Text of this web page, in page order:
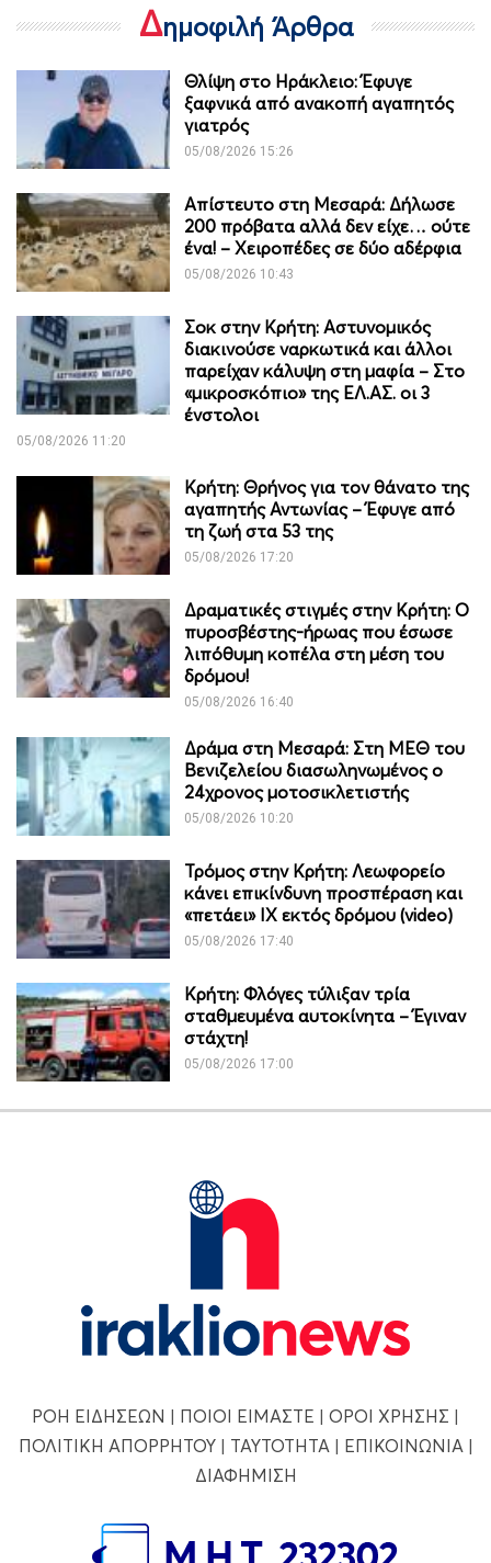
Δημοφιλή Άρθρα
Θλίψη στο Ηράκλειο: Έφυγε
ξαφνικά από ανακοπή αγαπητός
γιατρός
05/08/2026 15:26
Απίστευτο στη Μεσαρά: Δήλωσε
200 πρόβατα αλλά δεν είχε… ούτε
ένα! – Χειροπέδες σε δύο αδέρφια
05/08/2026 10:43
Σοκ στην Κρήτη: Αστυνομικός
διακινούσε ναρκωτικά και άλλοι
παρείχαν κάλυψη στη μαφία – Στο
«μικροσκόπιο» της ΕΛ.ΑΣ. οι 3
ένστολοι
05/08/2026 11:20
Κρήτη: Θρήνος για τον θάνατο της
αγαπητής Αντωνίας – Έφυγε από
τη ζωή στα 53 της
05/08/2026 17:20
Δραματικές στιγμές στην Κρήτη: Ο
πυροσβέστης-ήρωας που έσωσε
λιπόθυμη κοπέλα στη μέση του
δρόμου!
05/08/2026 16:40
Δράμα στη Μεσαρά: Στη ΜΕΘ του
Βενιζελείου διασωληνωμένος ο
24χρονος μοτοσικλετιστής
05/08/2026 10:20
Τρόμος στην Κρήτη: Λεωφορείο
κάνει επικίνδυνη προσπέραση και
«πετάει» ΙΧ εκτός δρόμου (video)
05/08/2026 17:40
Κρήτη: Φλόγες τύλιξαν τρία
σταθμευμένα αυτοκίνητα – Έγιναν
στάχτη!
05/08/2026 17:00
ΡΟΗ ΕΙΔΗΣΕΩΝ | ΠΟΙΟΙ ΕΙΜΑΣΤΕ | ΟΡΟΙ ΧΡΗΣΗΣ |
ΠΟΛΙΤΙΚΗ ΑΠΟΡΡΗΤΟΥ| ΤΑΥΤΟΤΗΤΑ | ΕΠΙΚΟΙΝΩΝΙΑ |
ΔΙΑΦΗΜΙΣΗ